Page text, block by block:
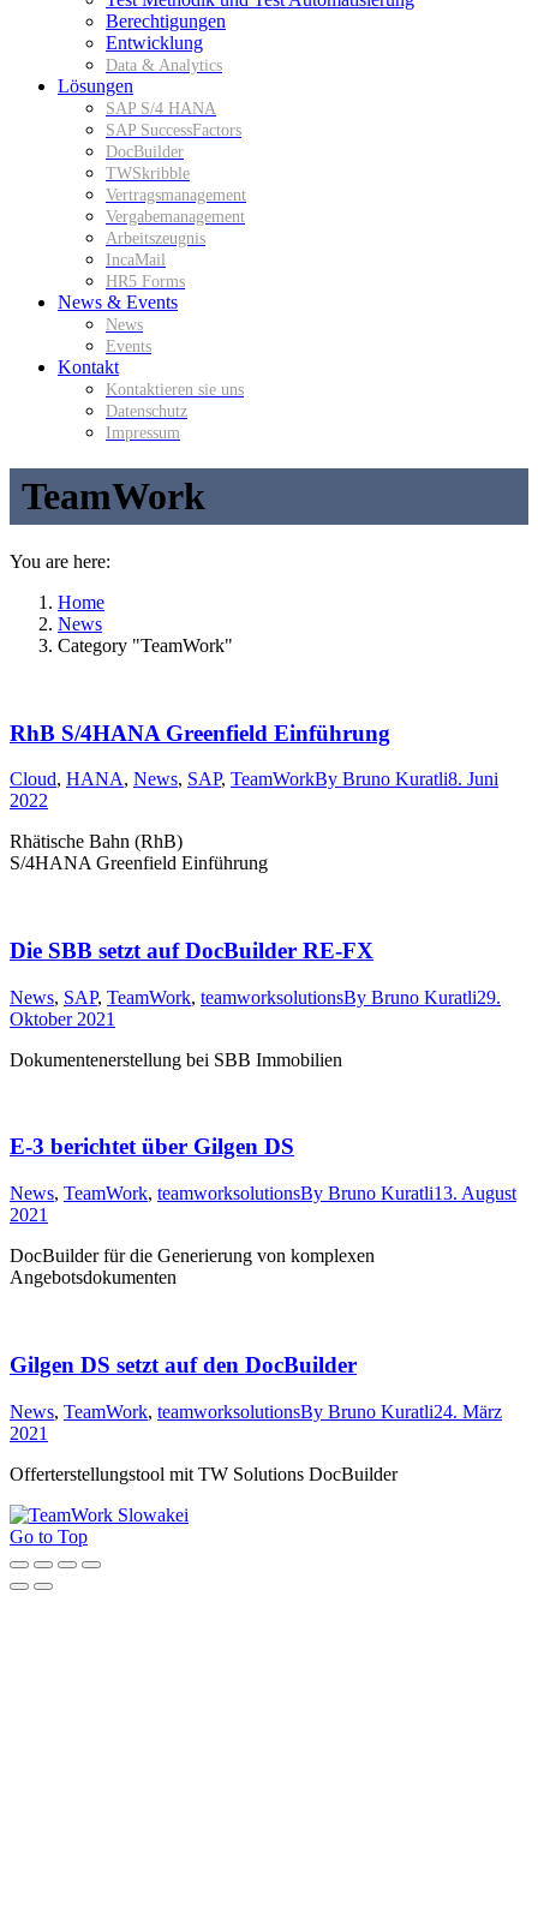
Berechtigungen
Entwicklung
Data & Analytics
Lösungen
SAP S/4 HANA
SAP SuccessFactors
DocBuilder
TWSkribble
Vertragsmanagement
Vergabemanagement
Arbeitszeugnis
IncaMail
HR5 Forms
News & Events
News
Events
Kontakt
Kontaktieren sie uns
Datenschutz
Impressum
TeamWork
You are here:
Home
News
Category "TeamWork"
RhB S/4HANA Greenfield Einführung
Cloud, HANA, News, SAP, TeamWorkBy Bruno Kuratli8. Juni
2022
Rhätische Bahn (RhB)
S/4HANA Greenfield Einführung
Die SBB setzt auf DocBuilder RE-FX
News, SAP, TeamWork, teamworksolutionsBy Bruno Kuratli29.
Oktober 2021
Dokumentenerstellung bei SBB Immobilien
E-3 berichtet über Gilgen DS
News, TeamWork, teamworksolutionsBy Bruno Kuratli13. August
2021
DocBuilder für die Generierung von komplexen
Angebotsdokumenten
Gilgen DS setzt auf den DocBuilder
News, TeamWork, teamworksolutionsBy Bruno Kuratli24. März
2021
Offerterstellungstool mit TW Solutions DocBuilder
Go to Top